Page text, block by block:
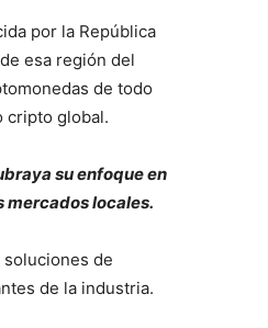
por la República
esa región del
de todo
cripto global.
su enfoque en
mercados locales.
de
de la industria.